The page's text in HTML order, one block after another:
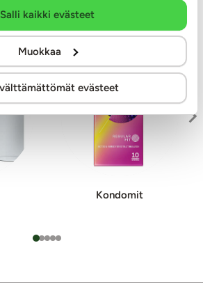
Salli kaikki evästeet
Muokkaa
evästeet
tuoteryhmät
Kondomit